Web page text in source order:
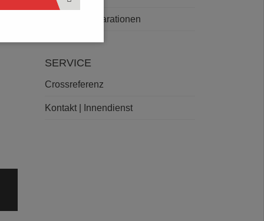
Deklarationen
SERVICE
Crossreferenz
Kontakt | Innendienst